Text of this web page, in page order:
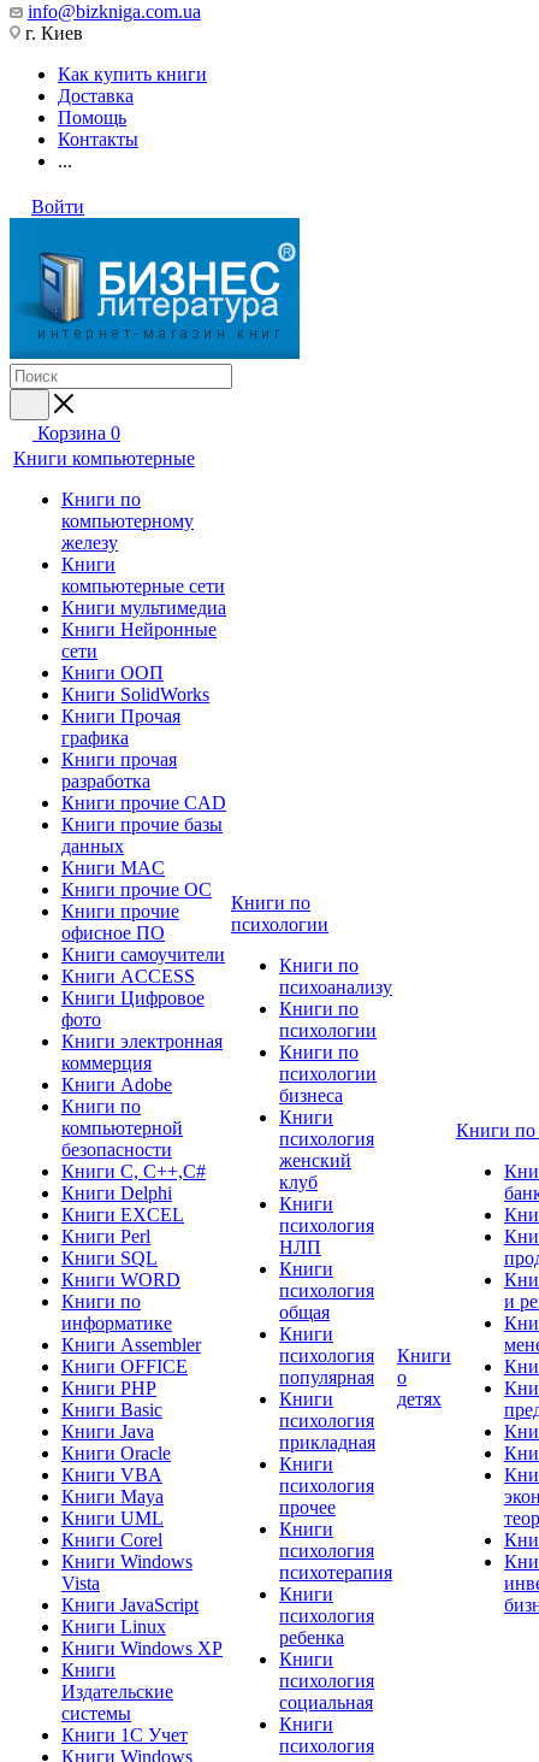
info@bizkniga.com.ua
г. Киев
Как купить книги
Доставка
Помощь
Контакты
...
Войти
Корзина 0
Книги компьютерные
Книги по
компьютерному
железу
Книги
компьютерные сети
Книги мультимедиа
Книги Нейронные
сети
Книги ООП
Книги SolidWorks
Книги Прочая
графика
Книги прочая
разработка
Книги прочие CAD
Книги прочие базы
данных
Книги MAC
Книги прочие ОС
Книги прочие
офисное ПО
Книги самоучители
Книги ACCESS
Книги Цифровое
фото
Книги электронная
коммерция
Книги Adobe
Книги по
компьютерной
безопасности
Книги C, C++,С#
Книги Delphi
Книги EXCEL
Книги Perl
Книги SQL
Книги WORD
Книги по
информатике
Книги Assembler
Книги OFFICE
Книги PHP
Книги Basic
Книги Java
Книги Oracle
Книги VBA
Книги Maya
Книги UML
Книги Corel
Книги Windows
Vista
Книги JavaScript
Книги Linux
Книги Windows XP
Книги
Издательские
системы
Книги 1C Учет
Книги Windows
Книги по
психологии
Книги по
психоанализу
Книги по
психологии
Книги по
психологии
бизнеса
Книги
психология
женский
клуб
Книги
психология
НЛП
Книги
психология
общая
Книги
психология
популярная
Книги
психология
прикладная
Книги
психология
прочее
Книги
психология
психотерапия
Книги
психология
ребенка
Книги
психология
социальная
Книги
психология
Книги
о
детях
Книги по
и